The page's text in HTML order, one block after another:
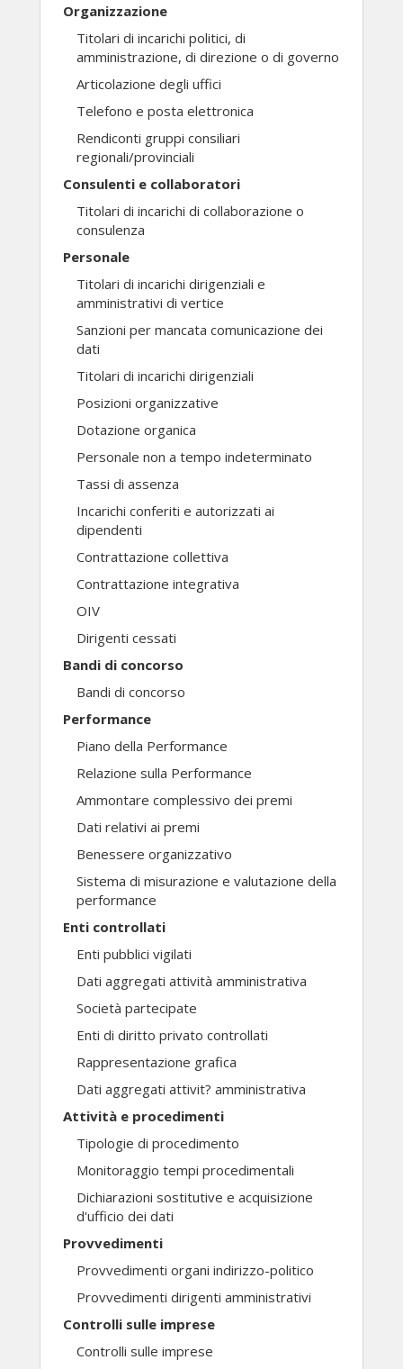
Organizzazione
Titolari di incarichi politici, di
amministrazione, di direzione o di governo
Articolazione degli uffici
Telefono e posta elettronica
Rendiconti gruppi consiliari
regionali/provinciali
Consulenti e collaboratori
Titolari di incarichi di collaborazione o
consulenza
Personale
Titolari di incarichi dirigenziali e
amministrativi di vertice
Sanzioni per mancata comunicazione dei
dati
Titolari di incarichi dirigenziali
Posizioni organizzative
Dotazione organica
Personale non a tempo indeterminato
Tassi di assenza
Incarichi conferiti e autorizzati ai
dipendenti
Contrattazione collettiva
Contrattazione integrativa
OIV
Dirigenti cessati
Bandi di concorso
Bandi di concorso
Performance
Piano della Performance
Relazione sulla Performance
Ammontare complessivo dei premi
Dati relativi ai premi
Benessere organizzativo
Sistema di misurazione e valutazione della
performance
Enti controllati
Enti pubblici vigilati
Dati aggregati attività amministrativa
Società partecipate
Enti di diritto privato controllati
Rappresentazione grafica
Dati aggregati attivit? amministrativa
Attività e procedimenti
Tipologie di procedimento
Monitoraggio tempi procedimentali
Dichiarazioni sostitutive e acquisizione
d'ufficio dei dati
Provvedimenti
Provvedimenti organi indirizzo-politico
Provvedimenti dirigenti amministrativi
Controlli sulle imprese
Controlli sulle imprese